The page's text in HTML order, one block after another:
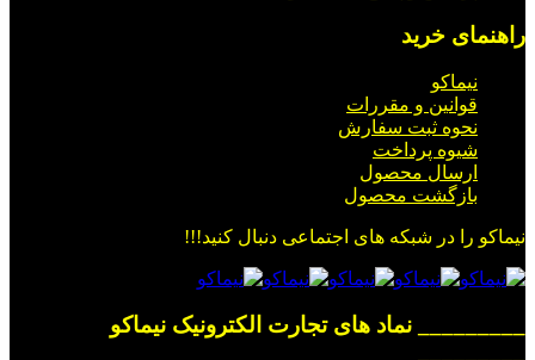
راهنمای خرید
نیماکو
قوانین و مقررات
نحوه ثبت سفارش
شیوه پرداخت
ارسال محصول
بازگشت محصول
نیماکو را در شبکه های اجتماعی دنبال کنید!!!
_________ نماد های تجارت الکترونیک نیماکو